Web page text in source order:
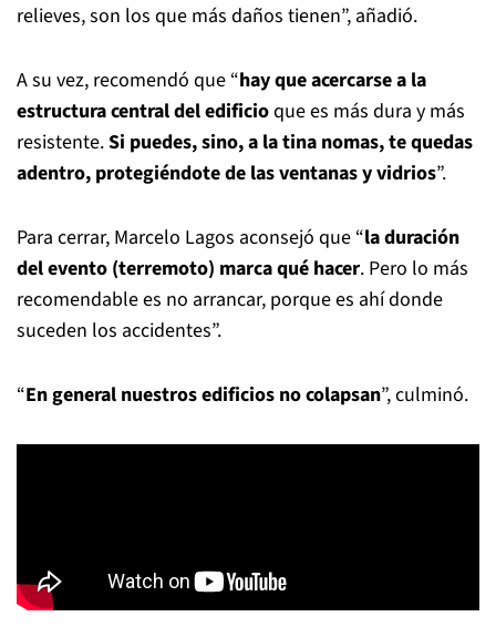
relieves, son los que más daños tienen”, añadió.
A su vez, recomendó que “hay que acercarse a la
estructura central del edificioque es más dura y más
resistente.Si puedes, sino, a la tina nomas, te quedas
adentro, protegiéndote de las ventanas y vidrios”.
Para cerrar, Marcelo Lagos aconsejó que “la duración
del evento (terremoto) marca qué hacer. Pero lo más
recomendable es no arrancar, porque es ahí donde
suceden los accidentes”.
“En general nuestros edificios no colapsan”, culminó.